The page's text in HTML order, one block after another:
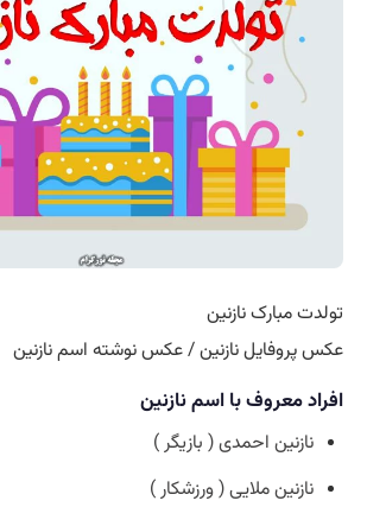
تولدت مبارک نازنین
عکس پروفایل نازنین / عکس نوشته اسم نازنین
افراد معروف با اسم نازنین
نازنین احمدی ( بازیگر )
نازنین ملایی ( ورزشکار )